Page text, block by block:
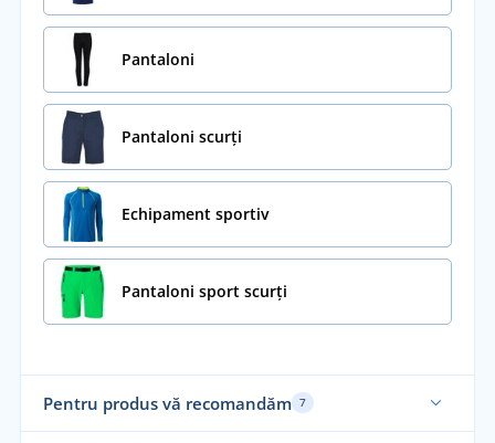
Pantaloni
Pantaloni scurți
Echipament sportiv
Pantaloni sport scurți
Pentru produs vă recomandăm 7